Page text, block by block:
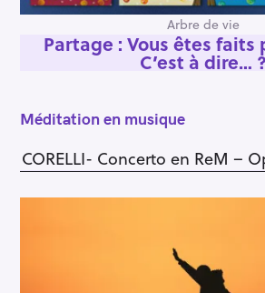
Arbre de vie
Partage : Vous êtes faits
C’est à dire… ?
Méditation en musique
CORELLI- Concerto en ReM –